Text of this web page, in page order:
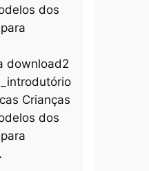
dos
download2
Crianças
dos